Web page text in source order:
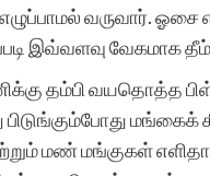
வருவார்.
இவ்வளவு வேகமாக
தம்பி வயதொத்த
பிடுங்கும்போது
மண் மங்குகள்